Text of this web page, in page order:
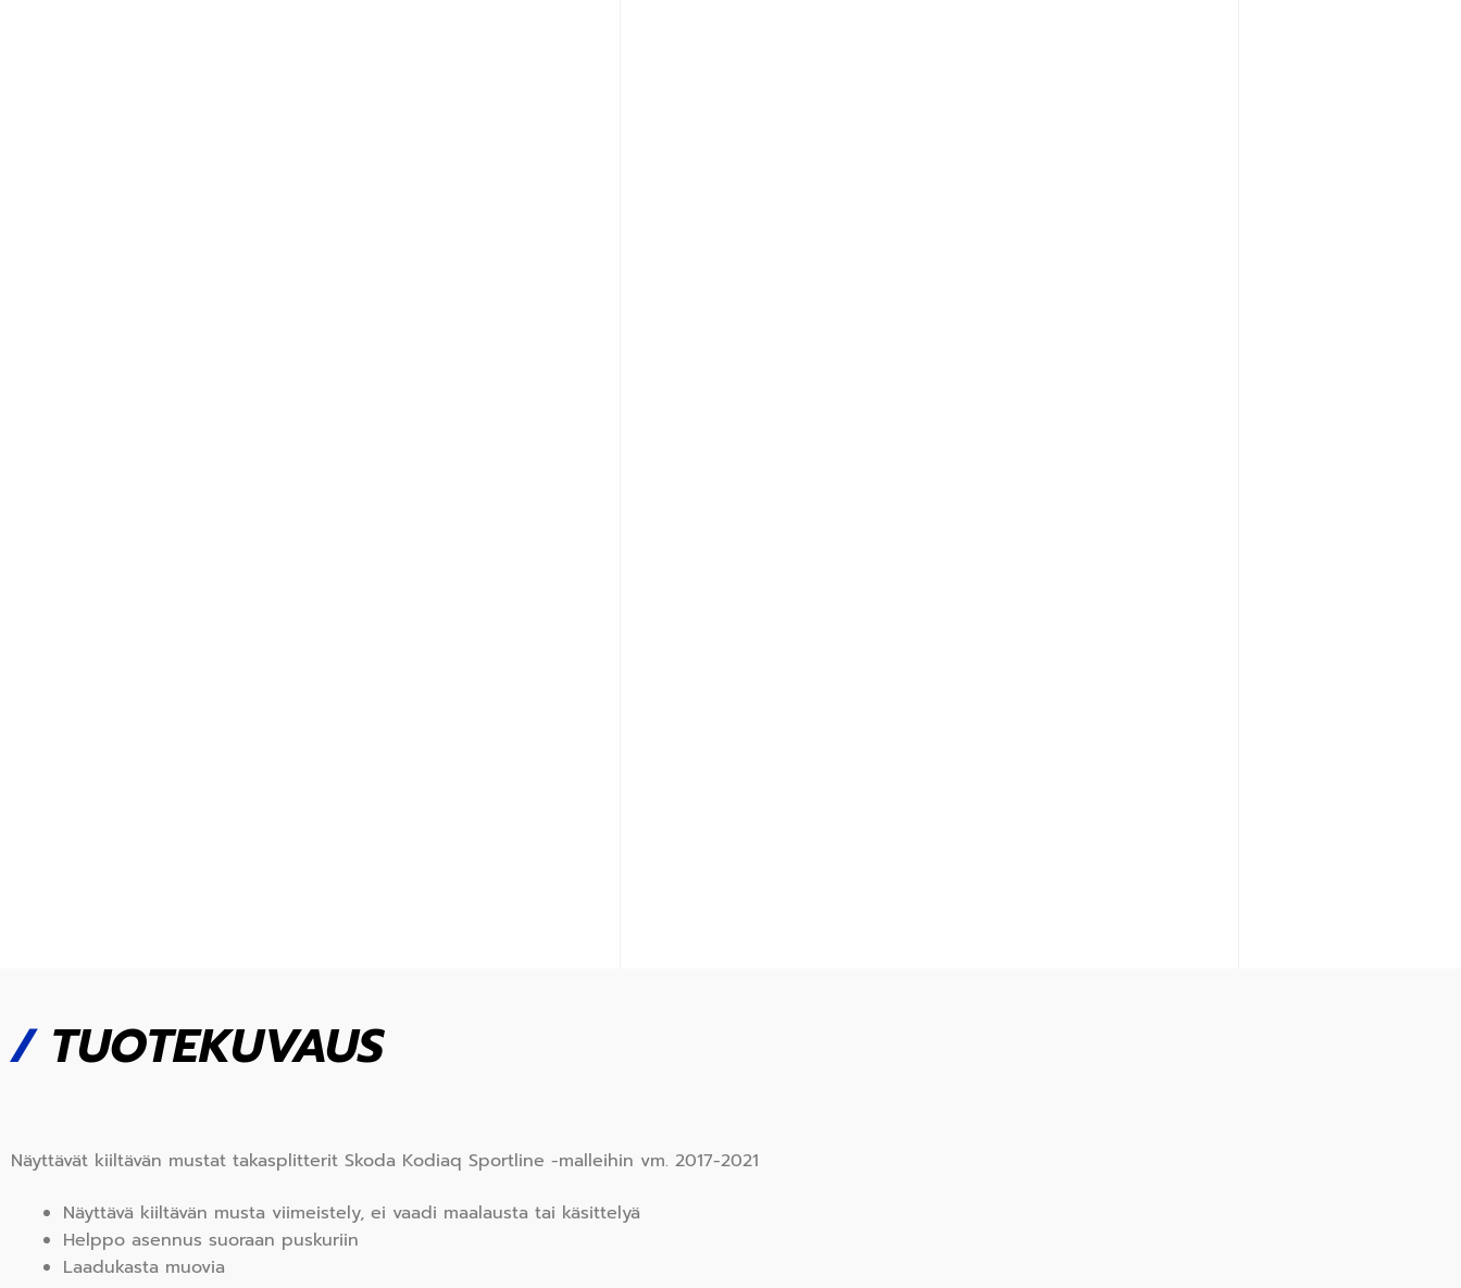
/TUOTEKUVAUS
Näyttävät kiiltävän mustat takasplitterit Skoda Kodiaq Sportline -malleihin vm. 2017-2021
Näyttävä kiiltävän musta viimeistely, ei vaadi maalausta tai käsittelyä
Helppo asennus suoraan puskuriin
Laadukasta muovia